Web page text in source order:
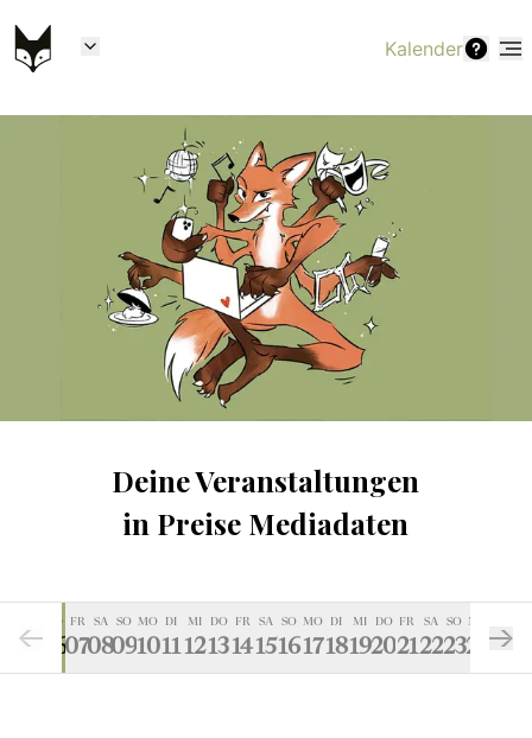
Kalender
Deine Veranstaltungen
in Preise Mediadaten
05
DO
06
FR
07
SA
08
SO
09
MO
10
DI
11
MI
12
DO
13
FR
14
SA
15
SO
16
MO
17
DI
18
MI
19
DO
20
FR
21
SA
22
SO
23
MO
2425